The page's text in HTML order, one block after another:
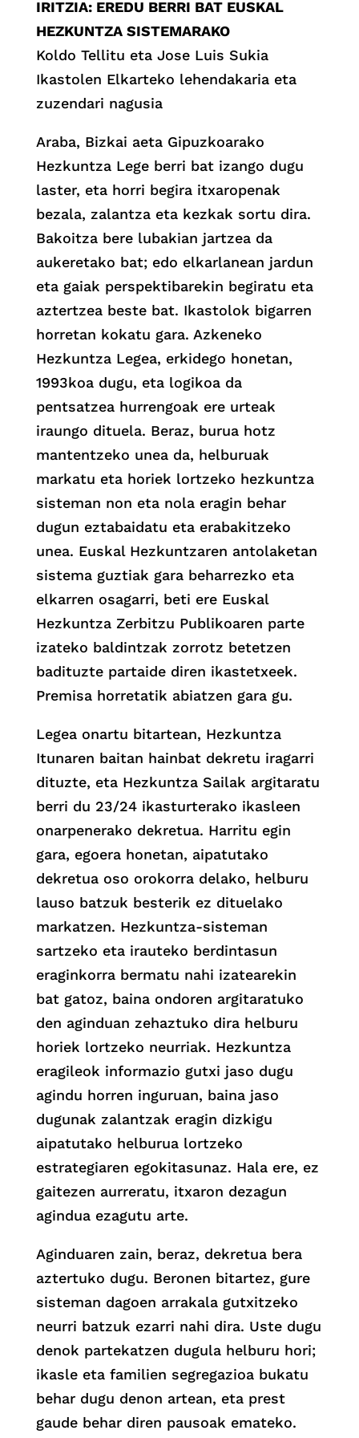
IRITZIA: EREDU BERRI BAT EUSKAL
HEZKUNTZA SISTEMARAKO
Koldo Tellitu eta Jose Luis Sukia
Ikastolen Elkarteko lehendakaria eta
zuzendari nagusia
Araba, Bizkai aeta Gipuzkoarako
Hezkuntza Lege berri bat izango dugu
laster, eta horri begira itxaropenak
bezala, zalantza eta kezkak sortu dira.
Bakoitza bere lubakian jartzea da
aukeretako bat; edo elkarlanean jardun
eta gaiak perspektibarekin begiratu eta
aztertzea beste bat. Ikastolok bigarren
horretan kokatu gara. Azkeneko
Hezkuntza Legea, erkidego honetan,
1993koa dugu, eta logikoa da
pentsatzea hurrengoak ere urteak
iraungo dituela. Beraz, burua hotz
mantentzeko unea da, helburuak
markatu eta horiek lortzeko hezkuntza
sisteman non eta nola eragin behar
dugun eztabaidatu eta erabakitzeko
unea. Euskal Hezkuntzaren antolaketan
sistema guztiak gara beharrezko eta
elkarren osagarri, beti ere Euskal
Hezkuntza Zerbitzu Publikoaren parte
izateko baldintzak zorrotz betetzen
badituzte partaide diren ikastetxeek.
Premisa horretatik abiatzen gara gu.
Legea onartu bitartean, Hezkuntza
Itunaren baitan hainbat dekretu iragarri
dituzte, eta Hezkuntza Sailak argitaratu
berri du 23/24 ikasturterako ikasleen
onarpenerako dekretua. Harritu egin
gara, egoera honetan, aipatutako
dekretua oso orokorra delako, helburu
lauso batzuk besterik ez dituelako
markatzen. Hezkuntza-sisteman
sartzeko eta irauteko berdintasun
eraginkorra bermatu nahi izatearekin
bat gatoz, baina ondoren argitaratuko
den aginduan zehaztuko dira helburu
horiek lortzeko neurriak. Hezkuntza
eragileok informazio gutxi jaso dugu
agindu horren inguruan, baina jaso
dugunak zalantzak eragin dizkigu
aipatutako helburua lortzeko
estrategiaren egokitasunaz. Hala ere, ez
gaitezen aurreratu, itxaron dezagun
agindua ezagutu arte.
Aginduaren zain, beraz, dekretua bera
aztertuko dugu. Beronen bitartez, gure
sisteman dagoen arrakala gutxitzeko
neurri batzuk ezarri nahi dira. Uste dugu
denok partekatzen dugula helburu hori;
ikasle eta familien segregazioa bukatu
behar dugu denon artean, eta prest
gaude behar diren pausoak emateko.